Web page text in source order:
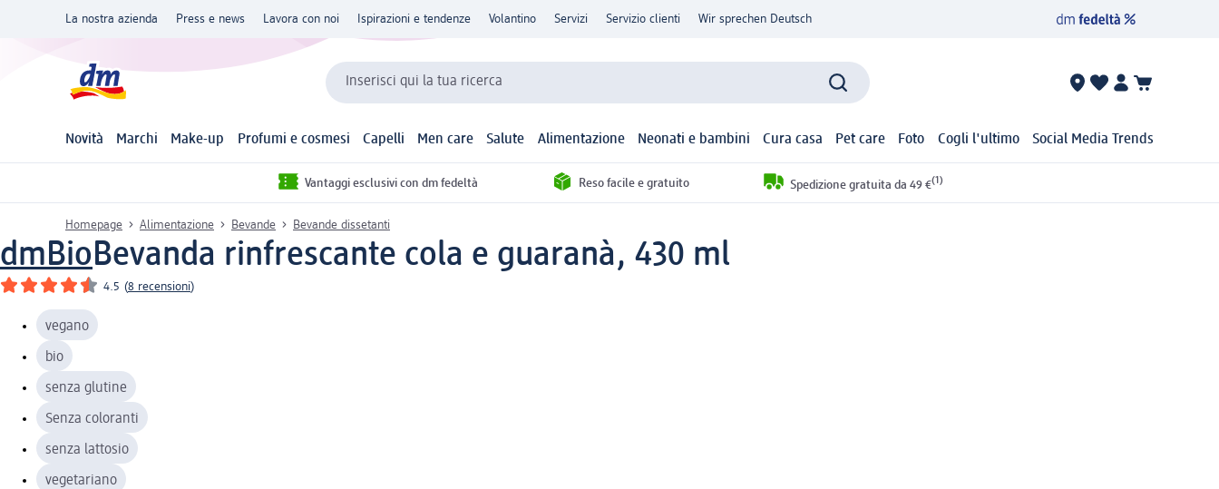
La nostra azienda Press e news Lavora con noi Ispirazioni e tendenze Volantino Servizi Servizio clienti Wir sprechen Deutsch
Inserisci qui la tua ricerca
Novità Marchi Make-up Profumi e cosmesi Capelli Men care Salute Alimentazione Neonati e bambini Cura casa Pet care Foto Cogli l'ultimo Social Media Trends
Vantaggi esclusivi con dm fedeltà Reso facile e gratuito Spedizione gratuita da 49 €(1)
Homepage Alimentazione Bevande Bevande dissetanti
dmBioBevanda rinfrescante cola e guaranà, 430 ml
4.5 (8 recensioni)
vegano
bio
senza glutine
Senza coloranti
senza lattosio
vegetariano